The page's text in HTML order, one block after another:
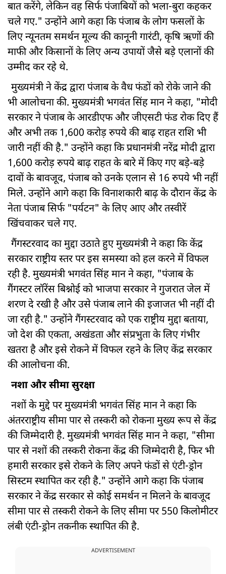
बात करेंगे, लेकिन वह सिर्फ पंजाबियों को भला-बुरा कहकर
चले गए." उन्होंने आगे कहा कि पंजाब के लोग फसलों के
लिए न्यूनतम समर्थन मूल्य की कानूनी गारंटी, कृषि ऋणों की
माफी और किसानों के लिए अन्य उपायों जैसे बड़े एलानों की
उम्मीद कर रहे थे.
मुख्यमंत्री ने केंद्र द्वारा पंजाब के वैध फंडों को रोके जाने की
भी आलोचना की. मुख्यमंत्री भगवंत सिंह मान ने कहा, "मोदी
सरकार ने पंजाब के आरडीएफ और जीएसटी फंड रोक दिए हैं
और अभी तक 1,600 करोड़ रुपये की बाढ़ राहत राशि भी
जारी नहीं की है." उन्होंने कहा कि प्रधानमंत्री नरेंद्र मोदी द्वारा
1,600 करोड़ रुपये बाढ़ राहत के बारे में किए गए बड़े-बड़े
दावों के बावजूद, पंजाब को उनके एलान से 16 रुपये भी नहीं
मिले. उन्होंने आगे कहा कि विनाशकारी बाढ़ के दौरान केंद्र के
नेता पंजाब सिर्फ "पर्यटन" के लिए आए और तस्वीरें
खिंचवाकर चले गए.
गैंगस्टरवाद का मुद्दा उठाते हुए मुख्यमंत्री ने कहा कि केंद्र
सरकार राष्ट्रीय स्तर पर इस समस्या को हल करने में विफल
रही है. मुख्यमंत्री भगवंत सिंह मान ने कहा, "पंजाब के
गैंगस्टर लॉरेंस बिश्नोई को भाजपा सरकार ने गुजरात जेल में
शरण दे रखी है और उसे पंजाब लाने की इजाजत भी नहीं दी
जा रही है." उन्होंने गैंगस्टरवाद को एक राष्ट्रीय मुद्दा बताया,
जो देश की एकता, अखंडता और संप्रभुता के लिए गंभीर
खतरा है और इसे रोकने में विफल रहने के लिए केंद्र सरकार
की आलोचना की.
नशा और सीमा सुरक्षा
नशों के मुद्दे पर मुख्यमंत्री भगवंत सिंह मान ने कहा कि
अंतरराष्ट्रीय सीमा पार से तस्करी को रोकना मुख्य रूप से केंद्र
की जिम्मेदारी है. मुख्यमंत्री भगवंत सिंह मान ने कहा, "सीमा
पार से नशों की तस्करी रोकना केंद्र की जिम्मेदारी है, फिर भी
हमारी सरकार इसे रोकने के लिए अपने फंडों से एंटी-ड्रोन
सिस्टम स्थापित कर रही है." उन्होंने आगे कहा कि पंजाब
सरकार ने केंद्र सरकार से कोई समर्थन न मिलने के बावजूद
सीमा पार से तस्करी रोकने के लिए सीमा पर 550 किलोमीटर
लंबी एंटी-ड्रोन तकनीक स्थापित की है.
ADVERTISEMENT